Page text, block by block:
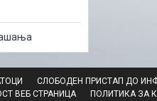
СЛОБОДЕН ПРИСТАП ДО
ВЕБ СТРАНИЦА
ПОЛИТИКА ЗА